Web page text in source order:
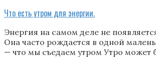
Что есть утром для энергии.
Энергия на самом деле не
Она часто рождается в одной
— что мы съедаем утром Утро может